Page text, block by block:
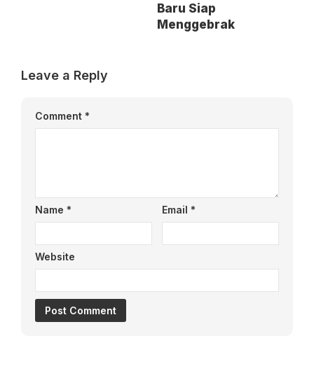
Baru Siap
Menggebrak
Leave a Reply
Comment *
Name * Email *
Website